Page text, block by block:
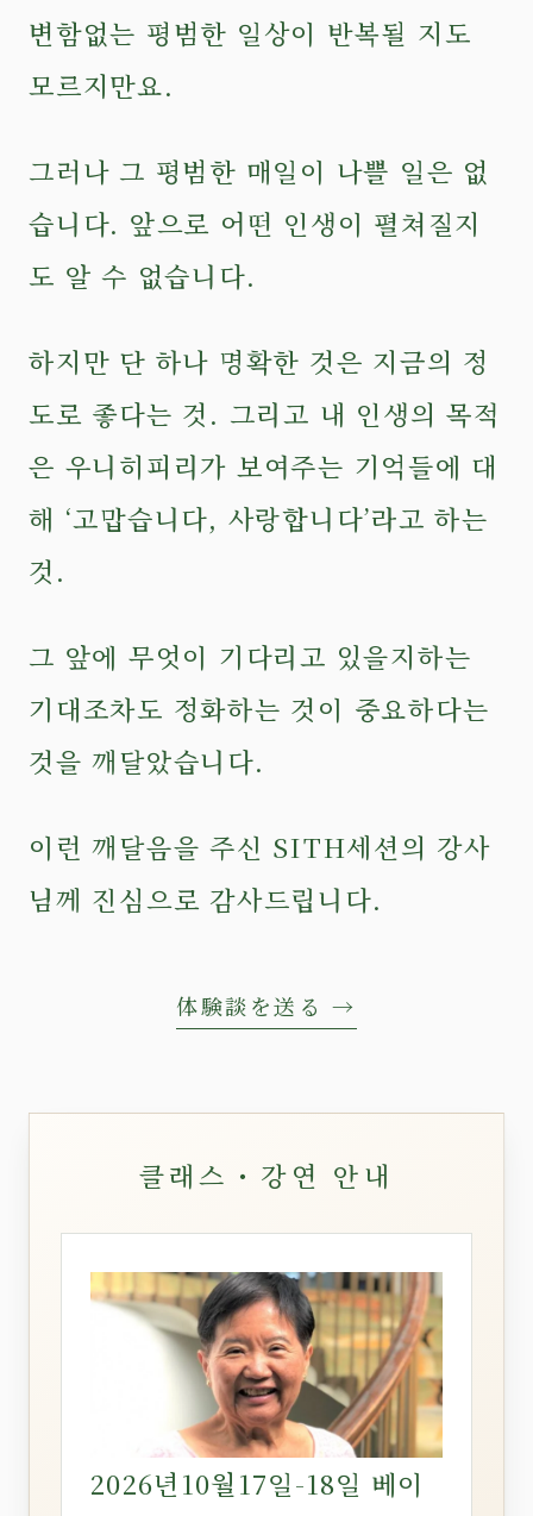
변함없는 평범한 일상이 반복될 지도
모르지만요.
그러나 그 평범한 매일이 나쁠 일은 없
습니다. 앞으로 어떤 인생이 펼쳐질지
도 알 수 없습니다.
하지만 단 하나 명확한 것은 지금의 정
도로 좋다는 것. 그리고 내 인생의 목적
은 우니히피리가 보여주는 기억들에 대
해 ‘고맙습니다, 사랑합니다’라고 하는
것.
그 앞에 무엇이 기다리고 있을지하는
기대조차도 정화하는 것이 중요하다는
것을 깨달았습니다.
이런 깨달음을 주신 SITH세션의 강사
님께 진심으로 감사드립니다.
体験談を送る →
클래스・강연 안내
2026년10월17일-18일 베이